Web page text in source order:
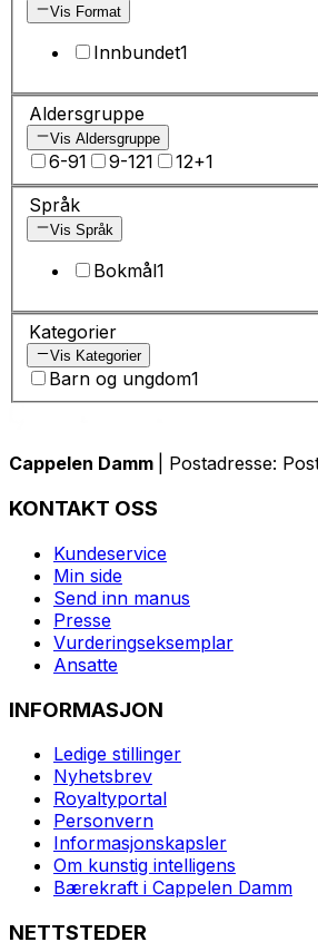
Vis Format
Innbundet1
Aldersgruppe
Vis Aldersgruppe
6-91 9-121 12+1
Språk
Vis Språk
Bokmål1
Kategorier
Vis Kategorier
Barn og ungdom1
Cappelen Damm | Postadresse:
KONTAKT OSS
Kundeservice
Min side
Send inn manus
Presse
Vurderingseksemplar
Ansatte
INFORMASJON
Ledige stillinger
Nyhetsbrev
Royaltyportal
Personvern
Informasjonskapsler
Om kunstig intelligens
Bærekraft i Cappelen Damm
NETTSTEDER